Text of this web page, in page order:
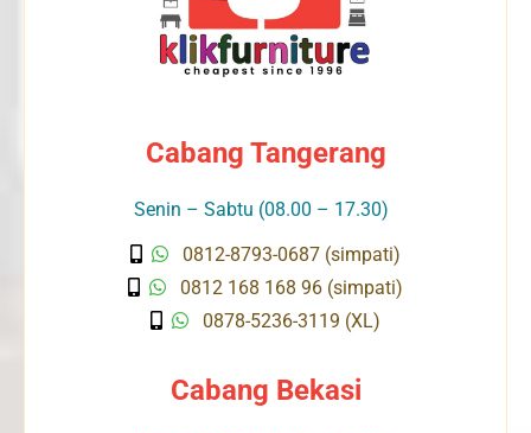
Cabang Tangerang
Senin – Sabtu (08.00 – 17.30)
0812-8793-0687 (simpati)
0812 168 168 96 (simpati)
0878-5236-3119 (XL)
Cabang Bekasi